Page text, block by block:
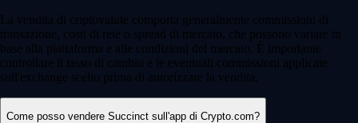
La vendita di criptovalute comporta generalmente commissioni di
transazione, costi di rete o spread di mercato, che possono variare in
base alla piattaforma e alle condizioni del mercato. È importante
controllare il tasso di cambio e le eventuali commissioni applicate
sull'exchange scelto prima di autorizzare la vendita.
Come posso vendere Succinct sull'app di Crypto.com?